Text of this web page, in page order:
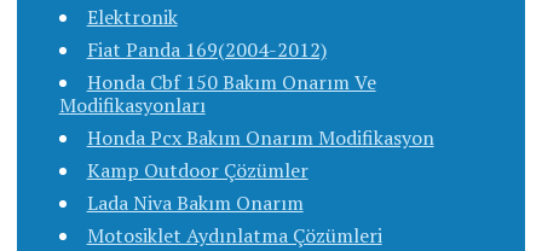
Elektronik
Fiat Panda 169(2004-2012)
Honda Cbf 150 Bakım Onarım Ve
Modifikasyonları
Honda Pcx Bakım Onarım Modifikasyon
Kamp Outdoor Çözümler
Lada Niva Bakım Onarım
Motosiklet Aydınlatma Çözümleri